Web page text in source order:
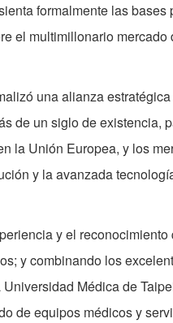
formalmente las bases
el multimillonario mercado
una alianza
de un siglo de existencia,
la Unión Europea, y los
y la avanzada
y el
y combinando los
Médica de
de equipos médicos y